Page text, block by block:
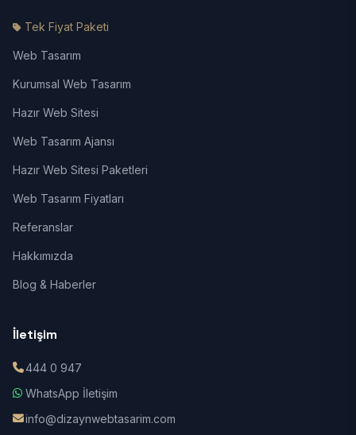
Tek Fiyat Paketi
Web Tasarım
Kurumsal Web Tasarım
Hazır Web Sitesi
Web Tasarım Ajansı
Hazır Web Sitesi Paketleri
Web Tasarım Fiyatları
Referanslar
Hakkımızda
Blog & Haberler
İletişim
444 0 947
WhatsApp İletişim
info@dizaynwebtasarim.com